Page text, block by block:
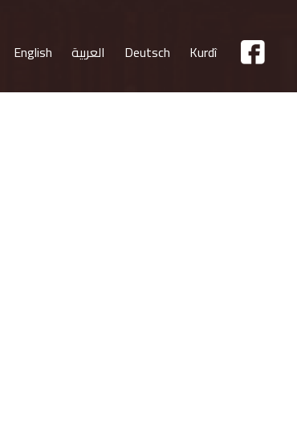
Kurdî
Deutsch العربية English